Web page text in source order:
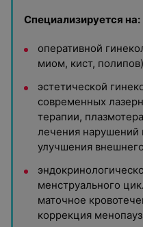
Специализируется на:
оперативной
миом, кист, полипов)
эстетической
современных
терапии,
лечения нарушений
улучшения
менструального
маточное
коррекция